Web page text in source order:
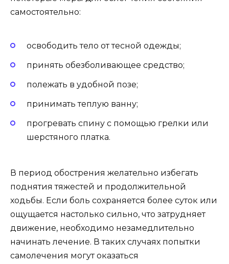
самостоятельно:
освободить тело от тесной одежды;
принять обезболивающее средство;
полежать в удобной позе;
принимать теплую ванну;
прогревать спину с помощью грелки или
шерстяного платка.
В период обострения желательно избегать
поднятия тяжестей и продолжительной
ходьбы. Если боль сохраняется более суток или
ощущается настолько сильно, что затрудняет
движение, необходимо незамедлительно
начинать лечение. В таких случаях попытки
самолечения могут оказаться